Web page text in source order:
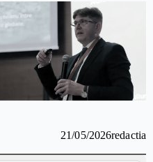
21/05/2026redactia